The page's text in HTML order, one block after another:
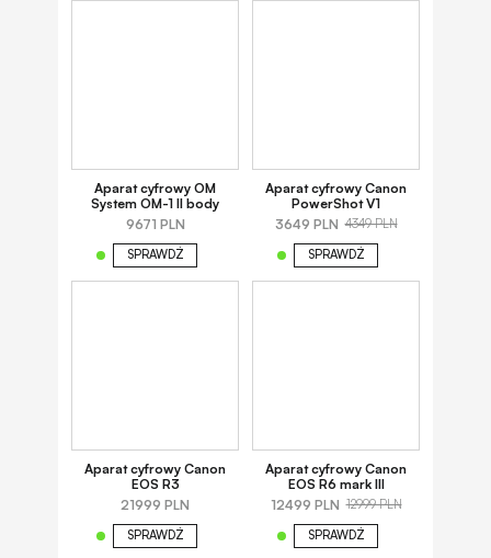
Aparat cyfrowy OM
System OM-1 II body
9671 PLN
SPRAWDŹ
Aparat cyfrowy Canon
PowerShot V1
3649 PLN 4349 PLN
SPRAWDŹ
Aparat cyfrowy Canon
EOS R3
21999 PLN
SPRAWDŹ
Aparat cyfrowy Canon
EOS R6 mark III
12499 PLN 12999 PLN
SPRAWDŹ